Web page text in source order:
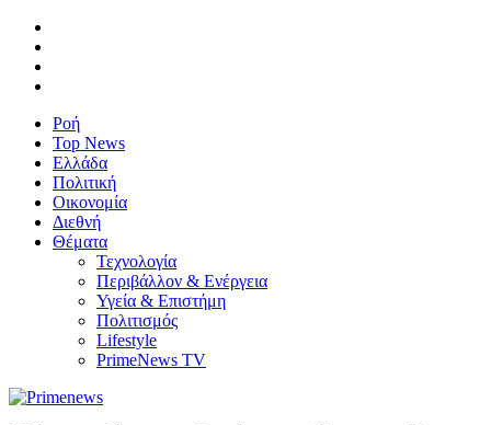
Ροή
Top News
Ελλάδα
Πολιτική
Οικονομία
Διεθνή
Θέματα
Τεχνολογία
Περιβάλλον & Ενέργεια
Υγεία & Επιστήμη
Πολιτισμός
Lifestyle
PrimeNews TV